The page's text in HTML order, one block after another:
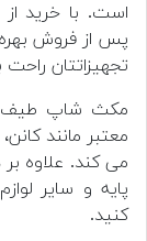
است. با خرید
پس از فروش بهره
تجهیزاتتان راحت
مکث شاپ طیف
معتبر مانند
می کند. علاوه
پایه و سایر
کنید.